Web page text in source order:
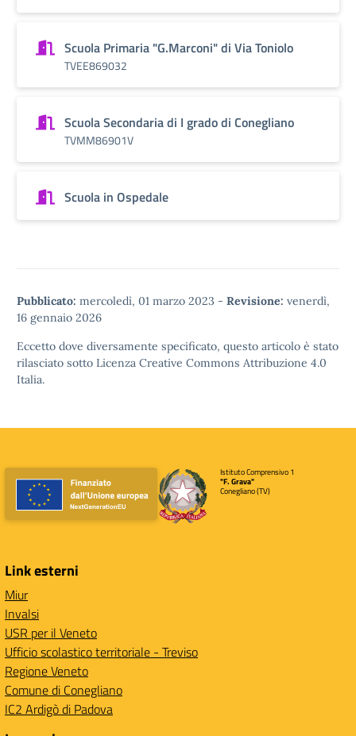
Scuola Primaria "G.Marconi" di Via Toniolo
TVEE869032
Scuola Secondaria di I grado di Conegliano
TVMM86901V
Scuola in Ospedale
Pubblicato: mercoledì, 01 marzo 2023 - Revisione: venerdì,
16 gennaio 2026
Eccetto dove diversamente specificato, questo articolo è stato
rilasciato sotto Licenza Creative Commons Attribuzione 4.0
Italia.
Istituto Comprensivo 1
"F. Grava"
Conegliano (TV)
Link esterni
Miur
Invalsi
USR per il Veneto
Ufficio scolastico territoriale - Treviso
Regione Veneto
Comune di Conegliano
IC2 Ardigò di Padova